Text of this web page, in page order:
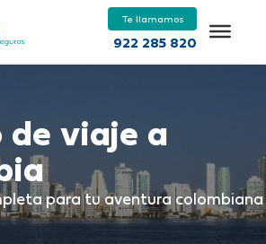
Te llamamos
922 285 820
de viaje a
para tu aventura colombiana